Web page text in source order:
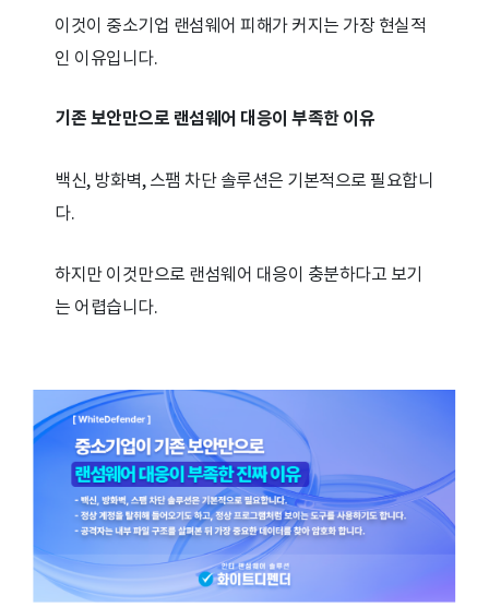
이것이 중소기업 랜섬웨어 피해가 커지는 가장 현실적
인 이유입니다.
기존 보안만으로 랜섬웨어 대응이 부족한 이유
백신, 방화벽, 스팸 차단 솔루션은 기본적으로 필요합니
다.
하지만 이것만으로 랜섬웨어 대응이 충분하다고 보기
는 어렵습니다.